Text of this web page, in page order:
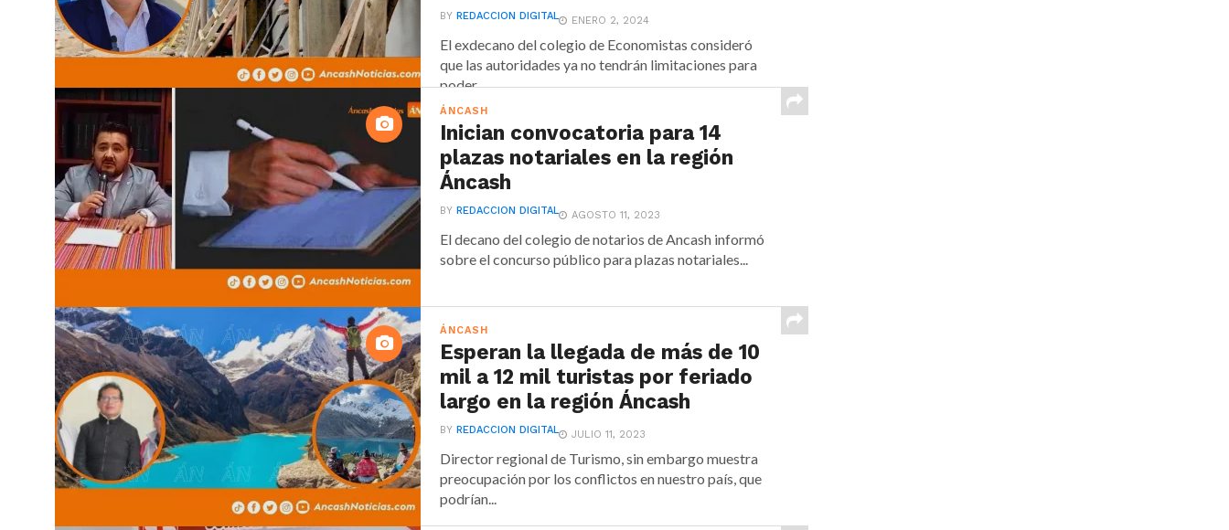
BYREDACCION DIGITAL ENERO 2, 2024
El exdecano del colegio de Economistas consideró
que las autoridades ya no tendrán limitaciones para
poder...
ÁNCASH
Inician convocatoria para 14
plazas notariales en la región
Áncash
BYREDACCION DIGITAL AGOSTO 11, 2023
El decano del colegio de notarios de Ancash informó
sobre el concurso público para plazas notariales...
ÁNCASH
Esperan la llegada de más de 10
mil a 12 mil turistas por feriado
largo en la región Áncash
BYREDACCION DIGITAL JULIO 11, 2023
Director regional de Turismo, sin embargo muestra
preocupación por los conflictos en nuestro país, que
podrían...